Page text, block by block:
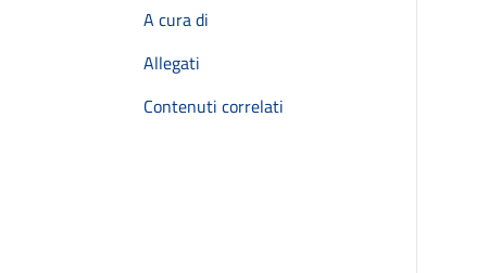
A cura di
Allegati
Contenuti correlati